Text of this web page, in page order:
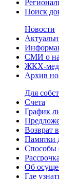
Поиск
Новости
СМИ о
ЖКХ-
Архив
Для
Счета
График
Возврат
Памятки
Способы
Об
Где